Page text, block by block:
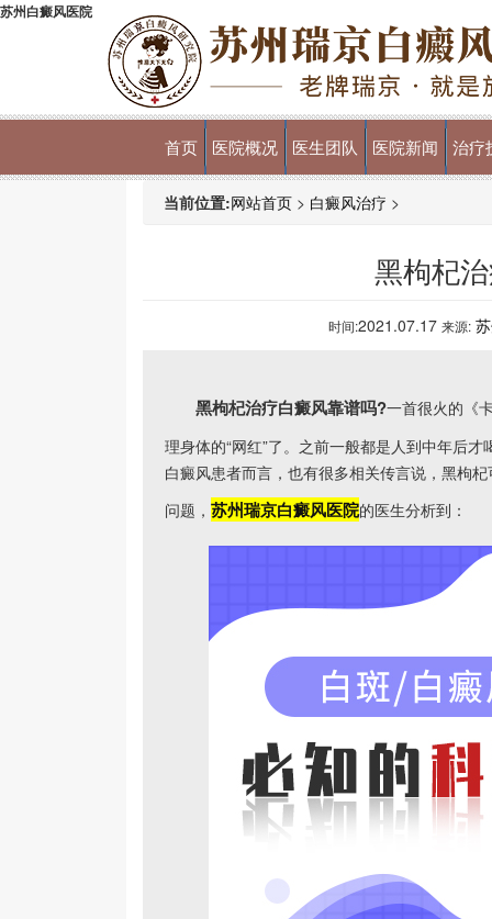
苏州白癜风医院
首页 医院概况 医生团队 医院新闻 治疗
当前位置:网站首页 > 白癜风治疗 >
黑枸杞
时间:2021.07.17 来源:
黑枸杞治疗白癜风靠谱吗?一首很火的《
理身体的“网红”了。之前一般都是人到中年后
白癜风患者而言，也有很多相关传言说，黑枸
问题， 苏州瑞京白癜风医院的医生分析到：